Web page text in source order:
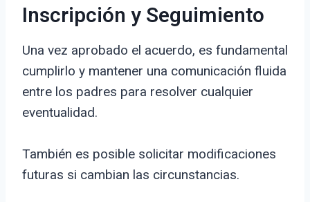
Inscripción y Seguimiento
Una vez aprobado el acuerdo, es fundamental
cumplirlo y mantener una comunicación fluida
entre los padres para resolver cualquier
eventualidad.
También es posible solicitar modificaciones
futuras si cambian las circunstancias.